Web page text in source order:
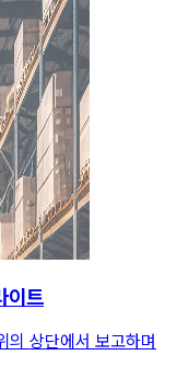
이트
상단에서 보고하며